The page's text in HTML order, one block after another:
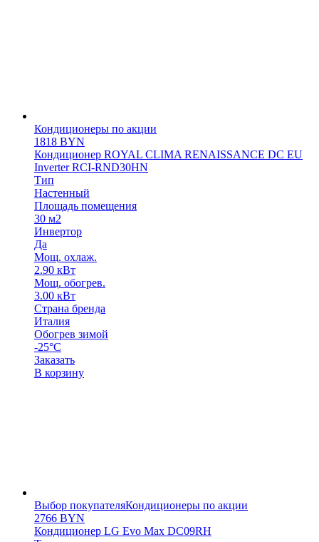
Кондиционеры по акции
1818 BYN
Кондиционер ROYAL CLIMA RENAISSANCE DC EU
Inverter RCI-RND30HN
Тип
Настенный
Площадь помещения
30 м2
Инвертор
Да
Мощ. охлаж.
2.90 кВт
Мощ. обогрев.
3.00 кВт
Страна бренда
Италия
Обогрев зимой
-25°C
Заказать
В корзину
Выбор покупателяКондиционеры по акции
2766 BYN
Кондиционер LG Evo Max DC09RH